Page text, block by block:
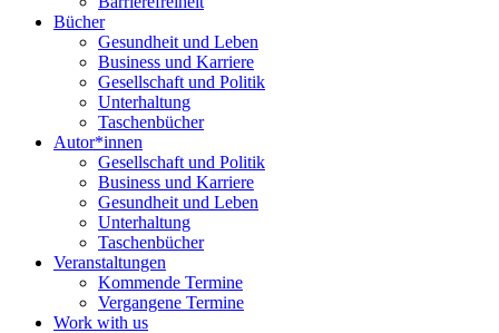
Bücher
Gesundheit und Leben
Business und Karriere
Gesellschaft und Politik
Unterhaltung
Taschenbücher
Autor*innen
Gesellschaft und Politik
Business und Karriere
Gesundheit und Leben
Unterhaltung
Taschenbücher
Veranstaltungen
Kommende Termine
Vergangene Termine
Work with us